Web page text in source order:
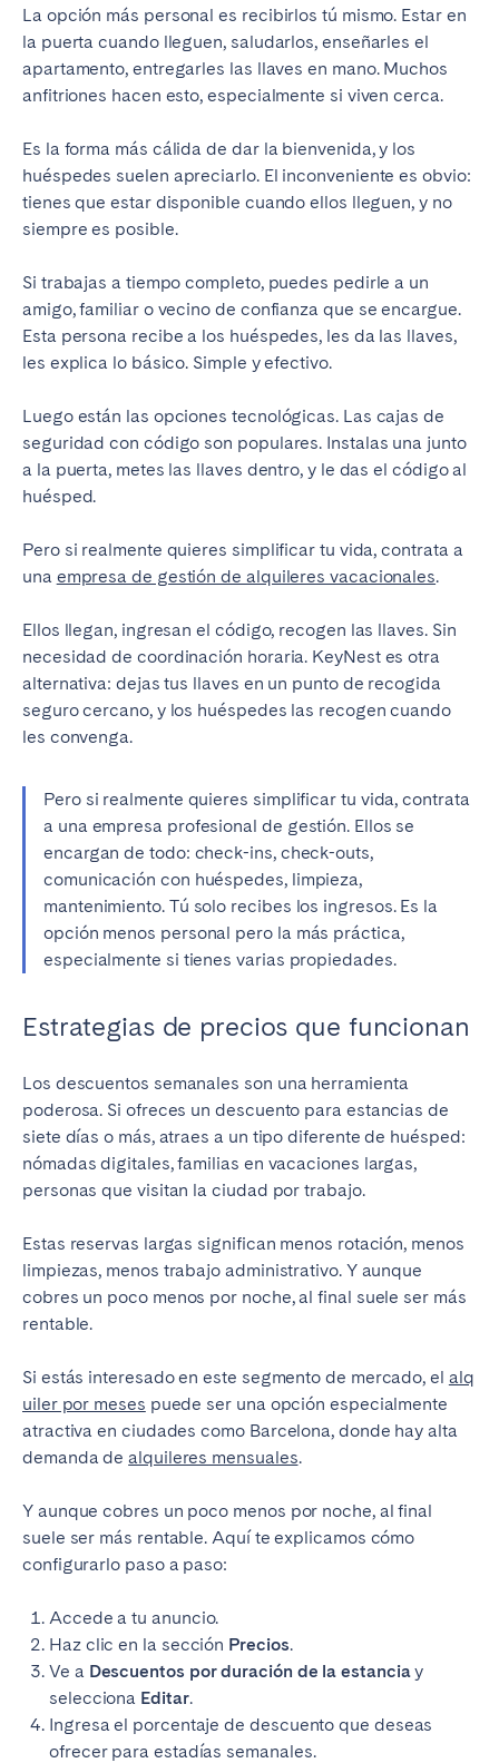
La opción más personal es recibirlos tú mismo. Estar en
la puerta cuando lleguen, saludarlos, enseñarles el
apartamento, entregarles las llaves en mano. Muchos
anfitriones hacen esto, especialmente si viven cerca.
Es la forma más cálida de dar la bienvenida, y los
huéspedes suelen apreciarlo. El inconveniente es obvio:
tienes que estar disponible cuando ellos lleguen, y no
siempre es posible.
Si trabajas a tiempo completo, puedes pedirle a un
amigo, familiar o vecino de confianza que se encargue.
Esta persona recibe a los huéspedes, les da las llaves,
les explica lo básico. Simple y efectivo.
Luego están las opciones tecnológicas. Las cajas de
seguridad con código son populares. Instalas una junto
a la puerta, metes las llaves dentro, y le das el código al
huésped.
Pero si realmente quieres simplificar tu vida, contrata a
una empresa de gestión de alquileres vacacionales.
Ellos llegan, ingresan el código, recogen las llaves. Sin
necesidad de coordinación horaria. KeyNest es otra
alternativa: dejas tus llaves en un punto de recogida
seguro cercano, y los huéspedes las recogen cuando
les convenga.
Pero si realmente quieres simplificar tu vida, contrata
a una empresa profesional de gestión. Ellos se
encargan de todo: check-ins, check-outs,
comunicación con huéspedes, limpieza,
mantenimiento. Tú solo recibes los ingresos. Es la
opción menos personal pero la más práctica,
especialmente si tienes varias propiedades.
Estrategias de precios que funcionan
Los descuentos semanales son una herramienta
poderosa. Si ofreces un descuento para estancias de
siete días o más, atraes a un tipo diferente de huésped:
nómadas digitales, familias en vacaciones largas,
personas que visitan la ciudad por trabajo.
Estas reservas largas significan menos rotación, menos
limpiezas, menos trabajo administrativo. Y aunque
cobres un poco menos por noche, al final suele ser más
rentable.
Si estás interesado en este segmento de mercado, el alq
uiler por meses puede ser una opción especialmente
atractiva en ciudades como Barcelona, donde hay alta
demanda dealquileres mensuales.
Y aunque cobres un poco menos por noche, al final
suele ser más rentable. Aquí te explicamos cómo
configurarlo paso a paso:
Accede a tu anuncio.
Haz clic en la sección Precios.
Ve a Descuentos por duración de la estanciay
selecciona Editar.
Ingresa el porcentaje de descuento que deseas
ofrecer para estadías semanales.